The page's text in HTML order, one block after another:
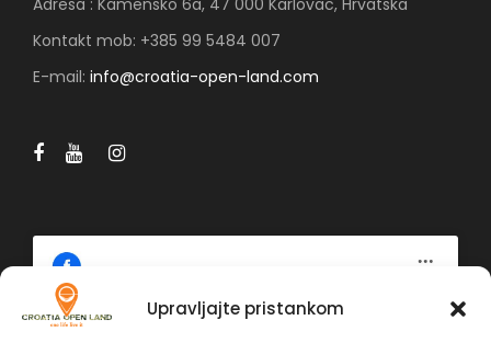
Upravljajte pristankom
Kontakt mob: +385 99 5484 007
E-mail: info@croatia-open-land.com